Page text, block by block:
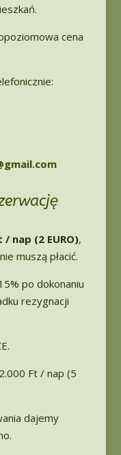
cena
/ nap (2 EURO),
muszą płacić.
po dokonaniu
rezygnacji
Ft / nap (5
dajemy